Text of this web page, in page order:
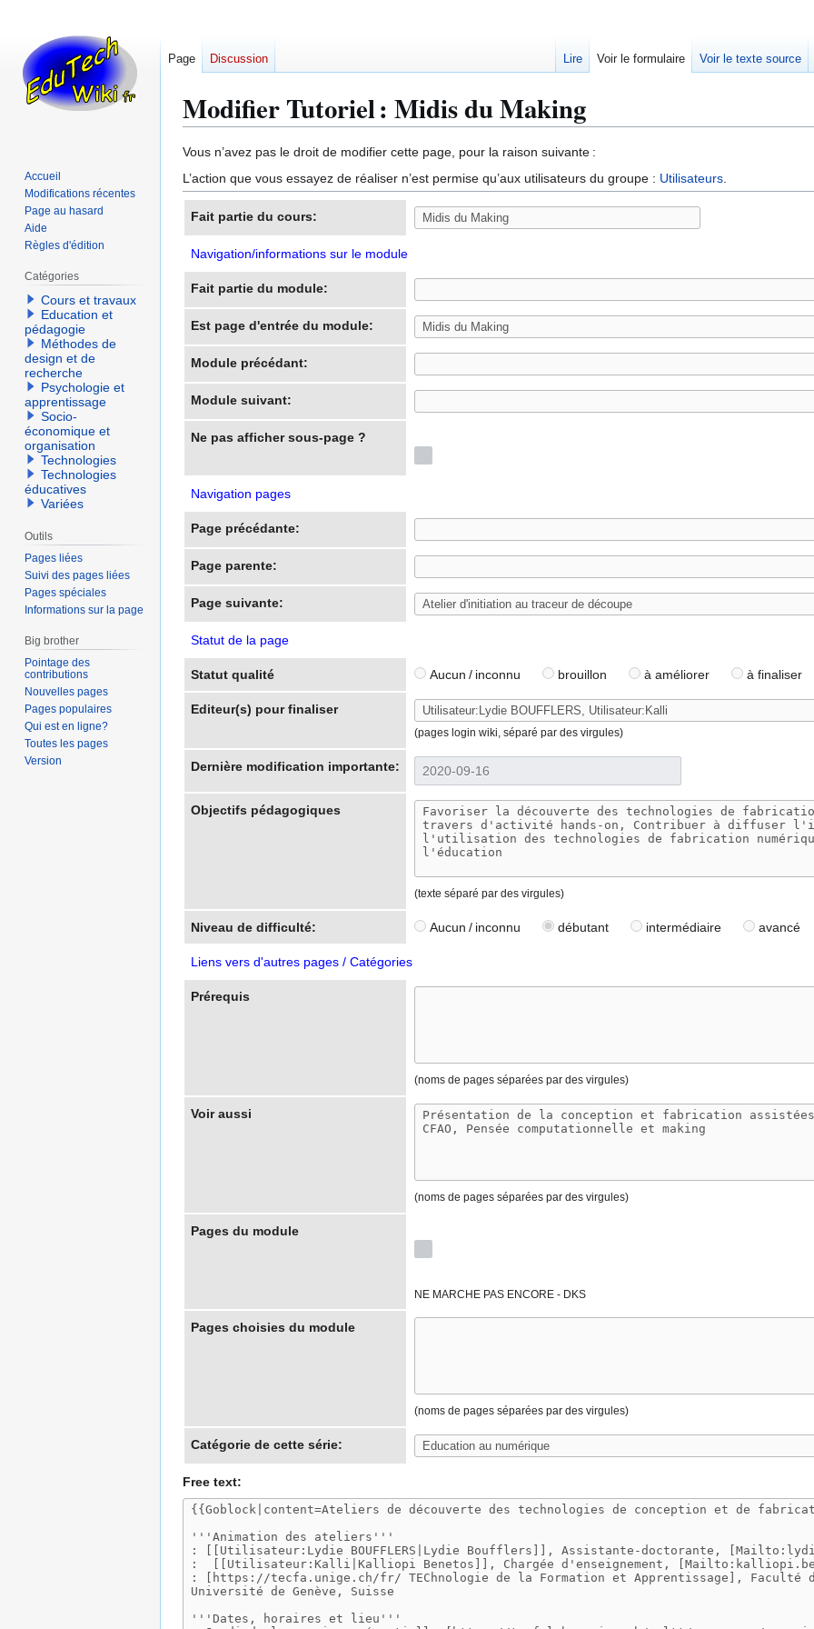
Modifier Tutoriel : Midis du Making
Aller
à
la
navigation
Aller
à
la
recherche
Vous n’avez pas le droit de modifier cette page, pour la raison suivante :
L’action que vous essayez de réaliser n’est permise qu’aux utilisateurs du groupe : Utilisateurs.
Fait partie du cours:
Navigation/informations sur le module
Fait partie du module:
Est page d'entrée du module:
Module précédant:
Module suivant:
Ne pas afficher sous-page ?
Navigation pages
Page précédante:
Page parente:
Page suivante:
Statut de la page
Statut qualité Aucun / inconnu brouillon à améliorer à finaliser
Editeur(s) pour finaliser
(pages login wiki, séparé par des virgules)
Dernière modification importante:
Objectifs pédagogiques
(texte séparé par des virgules)
Niveau de difficulté: Aucun / inconnu débutant intermédiaire avancé
Liens vers d'autres pages / Catégories
Prérequis
(noms de pages séparées par des virgules)
Voir aussi
(noms de pages séparées par des virgules)
Pages du module
NE MARCHE PAS ENCORE - DKS
Pages choisies du module
(noms de pages séparées par des virgules)
Catégorie de cette série:
Free text:
Page Discussion Lire Voir le formulaire Voir le texte source
Accueil
Modifications récentes
Page au hasard
Aide
Règles d'édition
Catégories
Cours et travaux
Education et
pédagogie
Méthodes de
design et de
recherche
Psychologie et
apprentissage
Socio-
économique et
organisation
Technologies
Technologies
éducatives
Variées
Outils
Pages liées
Suivi des pages liées
Pages spéciales
Informations sur la page
Big brother
Pointage des
contributions
Nouvelles pages
Pages populaires
Qui est en ligne?
Toutes les pages
Version